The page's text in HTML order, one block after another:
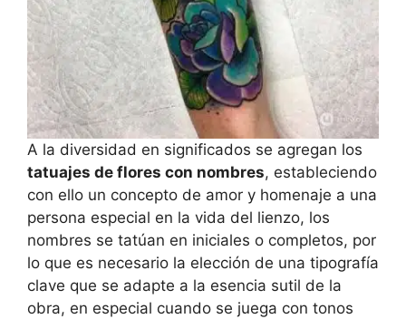
A la diversidad en significados se agregan los
tatuajes de flores con nombres, estableciendo
con ello un concepto de amor y homenaje a una
persona especial en la vida del lienzo, los
nombres se tatúan en iniciales o completos, por
lo que es necesario la elección de una tipografía
clave que se adapte a la esencia sutil de la
obra, en especial cuando se juega con tonos